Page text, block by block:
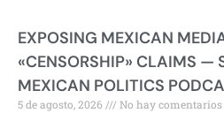
EXPOSING MEXICAN
«CENSORSHIP» CLAIMS —
MEXICAN POLITICS
5 de agosto, 2026 No hay comentarios